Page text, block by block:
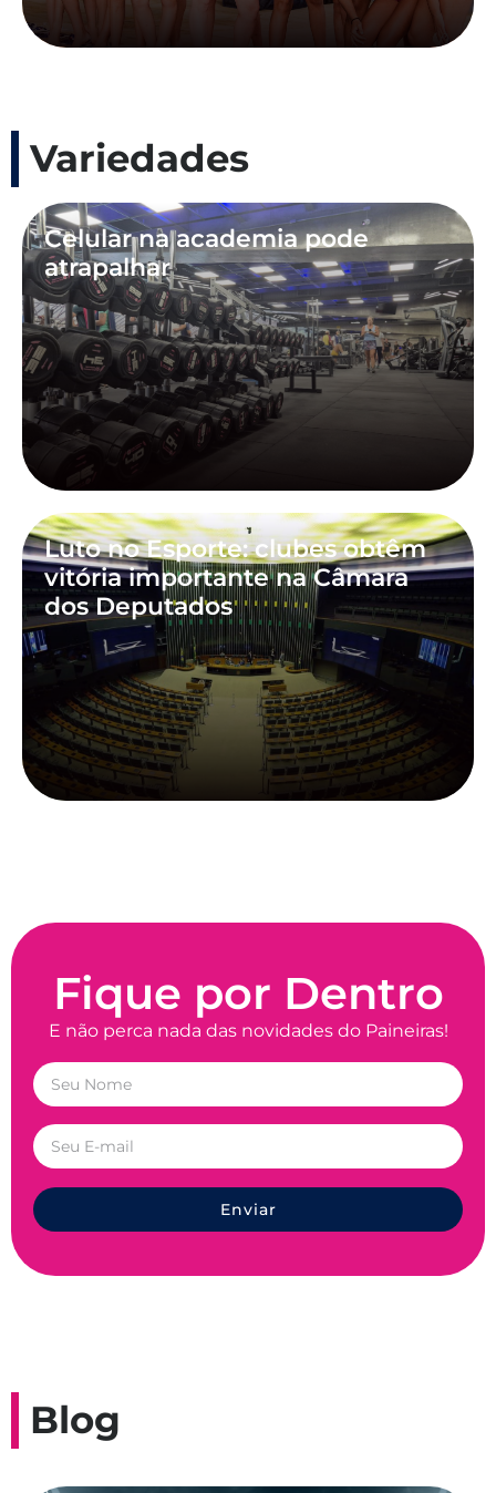
Variedades
Celular na academia pode
atrapalhar
Luto no Esporte: clubes obtêm
vitória importante na Câmara
dos Deputados
Fique por Dentro
E não perca nada das novidades do Paineiras!
Enviar
Blog